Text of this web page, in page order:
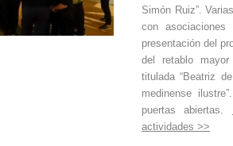
Simón Ruiz”.
con
presentación del
del retablo
titulada “Beatriz
medinense
puertas abiertas.
actividades >>